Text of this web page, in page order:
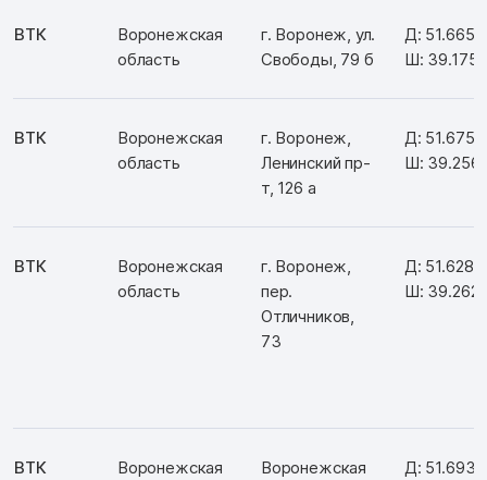
ВТК
Воронежская
область
г. Воронеж, ул.
Свободы, 79 б
Д:
Ш:
ВТК
Воронежская
область
г. Воронеж,
Ленинский пр-
т, 126 а
Д:
Ш:
ВТК
Воронежская
область
г. Воронеж,
пер.
Отличников,
73
Д:
Ш:
ВТК
Воронежская
Воронежская
Д: